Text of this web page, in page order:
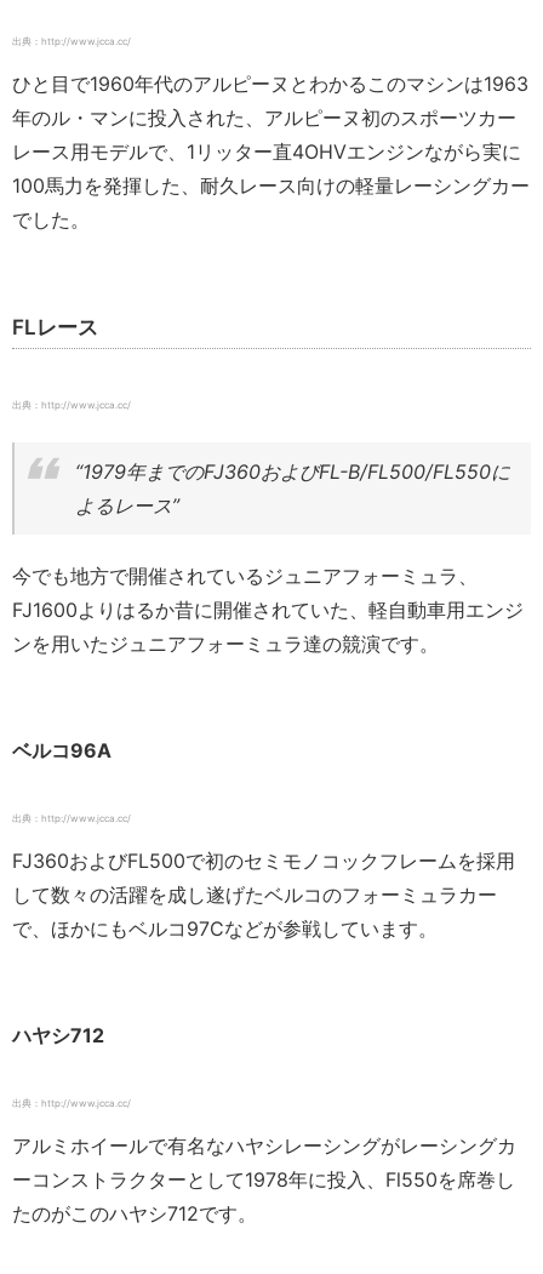
出典：http://www.jcca.cc/
ひと目で1960年代のアルピーヌとわかるこのマシンは1963
年のル・マンに投入された、アルピーヌ初のスポーツカー
レース用モデルで、1リッター直4OHVエンジンながら実に
100馬力を発揮した、耐久レース向けの軽量レーシングカー
でした。
FLレース
出典：http://www.jcca.cc/
“1979年までのFJ360およびFL-B/FL500/FL550に
よるレース”
今でも地方で開催されているジュニアフォーミュラ、
FJ1600よりはるか昔に開催されていた、軽自動車用エンジ
ンを用いたジュニアフォーミュラ達の競演です。
ベルコ96A
出典：http://www.jcca.cc/
FJ360およびFL500で初のセミモノコックフレームを採用
して数々の活躍を成し遂げたベルコのフォーミュラカー
で、ほかにもベルコ97Cなどが参戦しています。
ハヤシ712
出典：http://www.jcca.cc/
アルミホイールで有名なハヤシレーシングがレーシングカ
ーコンストラクターとして1978年に投入、Fl550を席巻し
たのがこのハヤシ712です。